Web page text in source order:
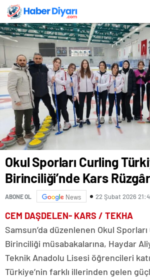
Okul Sporları Curling
Birinciliği’nde Kars
ABONE OL News 22 Şubat 2026
CEM DAŞDELEN- KARS / TEKHA
Samsun’da düzenlenen Okul
Birinciliği müsabakalarına, Haydar
Teknik Anadolu Lisesi öğrencileri
Türkiye’nin farklı illerinden gelen